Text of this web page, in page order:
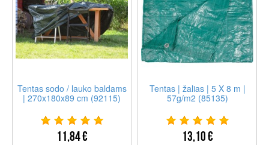
Tentas sodo / lauko baldams
| 270x180x89 cm (92115)
11,84 €
Tentas | žalias | 5 X 8 m |
57g/m2 (85135)
13,10 €